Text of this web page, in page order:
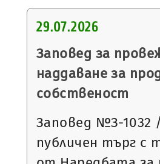
29.07.2026
Заповед за
наддаване за
собственост
Заповед №З-1032 /
публичен търг с